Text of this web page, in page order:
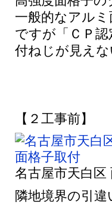
一般的なアル
ですが「ＣＰ
付ねじが見え
【２工事前】
名古屋市天白区
隣地境界の引